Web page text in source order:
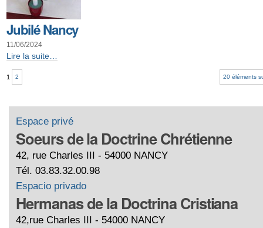
Jubilé Nancy
11/06/2024
Jubilé
-
Lire la suite…
20 éléments
1 2
Espace privé
Soeurs de la Doctrine Chrétienne
42, rue Charles III - 54000 NANCY
Tél. 03.83.32.00.98
Espacio privado
Hermanas de la Doctrina Cristiana
42,rue Charles III - 54000 NANCY